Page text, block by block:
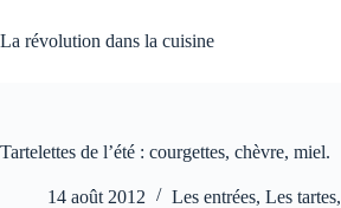
au
contenu
La révolution dans la cuisine
Tartelettes de l’été : courgettes, chèvre, miel.
14 août 2012 Les entrées, Les tartes,